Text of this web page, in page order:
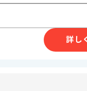
詳し